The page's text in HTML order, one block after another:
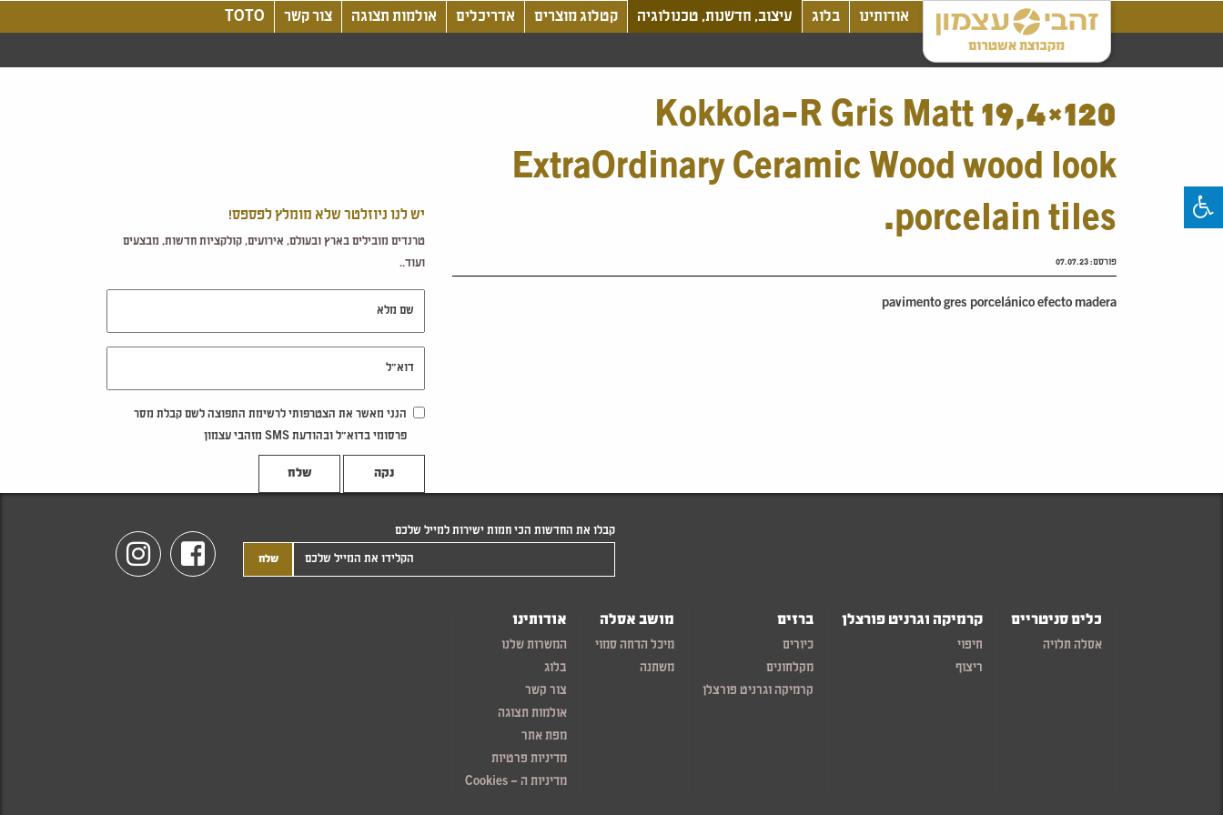
אודותינו בלוג עיצוב, חדשנות, טכנולוגיה קטלוג מוצרים אדריכלים אולמות תצוגה צור קשר TOTO
Kokkola-R Gris Matt 19,4×120
ExtraOrdinary Ceramic Wood wood look
porcelain tiles.
פורסם:07.07.23
pavimento gres porcelánico efecto madera
יש לנו ניוזלטר שלא מומלץ לפספס!
טרנדים מובילים בארץ ובעולם, אירועים, קולקציות חדשות, מבצעים
ועוד..
הנני מאשר את הצטרפותי לרשימת התפוצה לשם קבלת מסר
פרסומי בדוא"ל ובהודעת SMS מזהבי עצמון
נקה
Facebook
Instagram
קבלו את החדשות הכי חמות ישירות למייל שלכם
כלים סניטריים
אסלה תלויה
קרמיקה וגרניט פורצלן
חיפוי
ריצוף
ברזים
כיורים
מקלחונים
קרמיקה וגרניט פורצלן
מושב אסלה
מיכל הדחה סמוי
משתנה
אודותינו
המשרות שלנו
בלוג
צור קשר
אולמות תצוגה
מפת אתר
מדיניות פרטיות
מדיניות ה – Cookies